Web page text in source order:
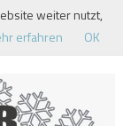
weiter nutzt,
erfahren OK